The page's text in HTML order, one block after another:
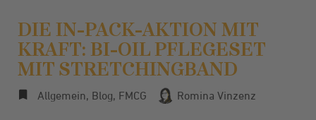
DIE IN-PACK-AKTION MIT
KRAFT: BI-OIL PFLEGESET
MIT STRETCHINGBAND
Allgemein, Blog, FMCG Romina Vinzenz